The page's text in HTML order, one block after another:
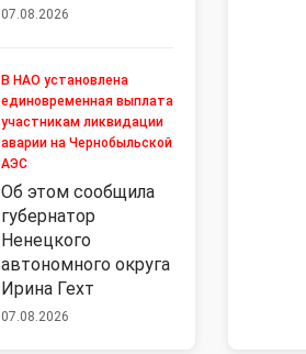
07.08.2026
В НАО установлена
единовременная выплата
участникам ликвидации
аварии на Чернобыльской
АЭС
Об этом сообщила
губернатор
Ненецкого
автономного округа
Ирина Гехт
07.08.2026